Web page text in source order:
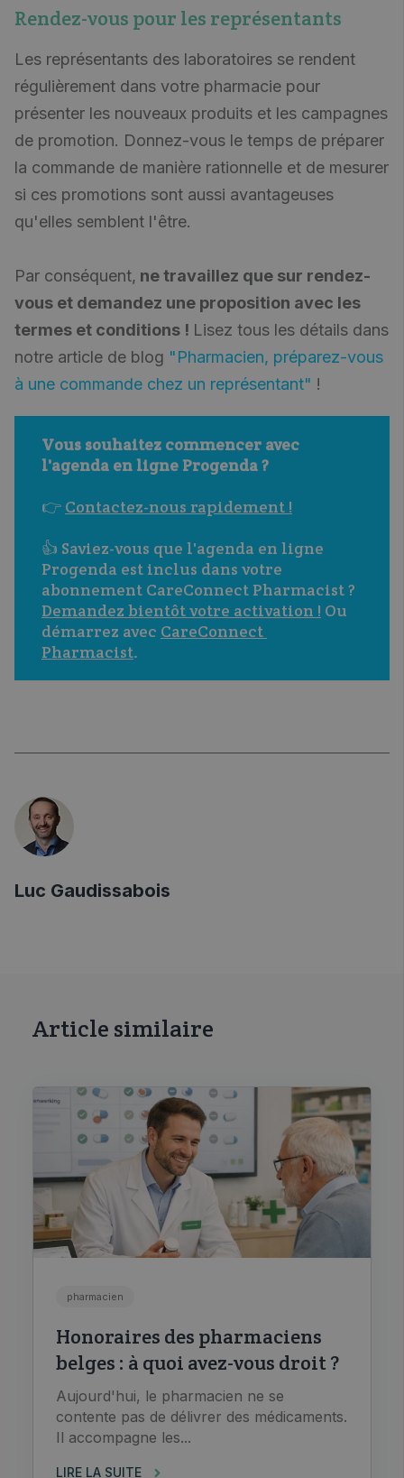
Rendez-vous pour les représentants
Les représentants des laboratoires se rendent
régulièrement dans votre pharmacie pour
présenter les nouveaux produits et les campagnes
de promotion. Donnez-vous le temps de préparer
la commande de manière rationnelle et de mesurer
si ces promotions sont aussi avantageuses
qu'elles semblent l'être.
Par conséquent, ne travaillez que sur rendez-
vous et demandez une proposition avec les
termes et conditions ! Lisez tous les détails dans
notre article de blog "Pharmacien, préparez-vous
à une commande chez un représentant" !
Vous souhaitez commencer avec
l'agenda en ligne Progenda ?
👉 Contactez-nous rapidement !
👍 Saviez-vous que l'agenda en ligne
Progenda est inclus dans votre
abonnement CareConnect Pharmacist ?
Demandez bientôt votre activation ! Ou
démarrez avec CareConnect
Pharmacist.
Luc Gaudissabois
Article similaire
pharmacien
Honoraires des pharmaciens
belges : à quoi avez-vous droit ?
Aujourd'hui, le pharmacien ne se
contente pas de délivrer des médicaments.
Il accompagne les...
LIRE LA SUITE